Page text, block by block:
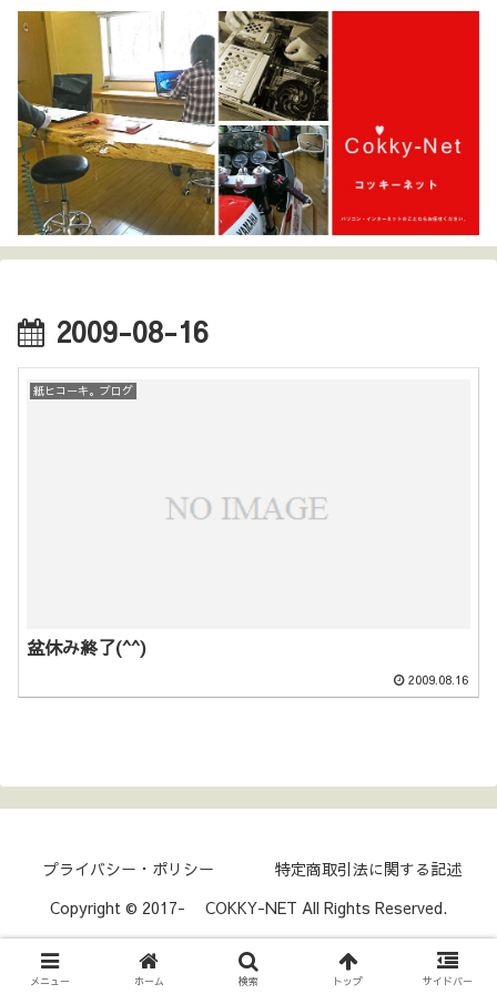
2009-08-16
紙ヒコーキ。ブログ
盆休み終了(^^)
2009.08.16
プライバシー・ポリシー
特定商取引法に関する記述
Copyright © 2017- COKKY-NET All Rights Reserved.
メニュー ホーム 検索 トップ サイドバー